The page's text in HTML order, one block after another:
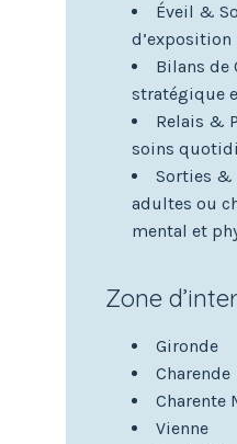
Éveil &
Bilans de
stratégique
Relais &
soins
Sorties &
adultes ou
mental et
Zone
Gironde
Charende
Charente
Vienne